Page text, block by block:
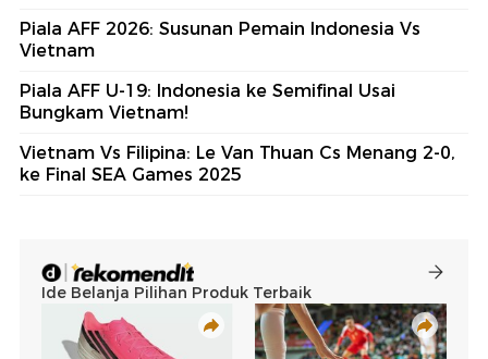
Piala AFF 2026: Susunan Pemain Indonesia Vs
Vietnam
Piala AFF U-19: Indonesia ke Semifinal Usai
Bungkam Vietnam!
Vietnam Vs Filipina: Le Van Thuan Cs Menang 2-0,
ke Final SEA Games 2025